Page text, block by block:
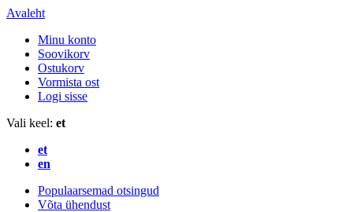
Avaleht
Minu konto
Soovikorv
Ostukorv
Vormista ost
Logi sisse
Vali keel: et
et
en
Populaarsemad otsingud
Võta ühendust